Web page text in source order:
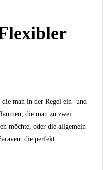
man in der Regel ein- und
die man zu zwei
möchte, oder die allgemein
die perfekt